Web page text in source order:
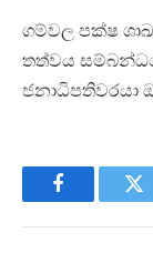
ගම්වල පක්ෂ
තත්වය
ජනාධිපතිවරයා
Facebook